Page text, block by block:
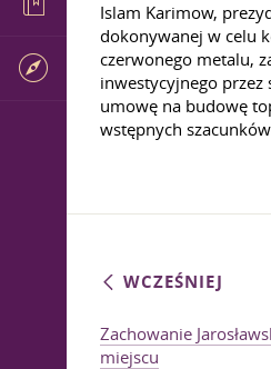
Islam Karimow,
dokonywanej w celu
czerwonego metalu,
inwestycyjnego
umowę na budowę
wstępnych
WCZEŚNIEJ
Zachowanie
miejscu